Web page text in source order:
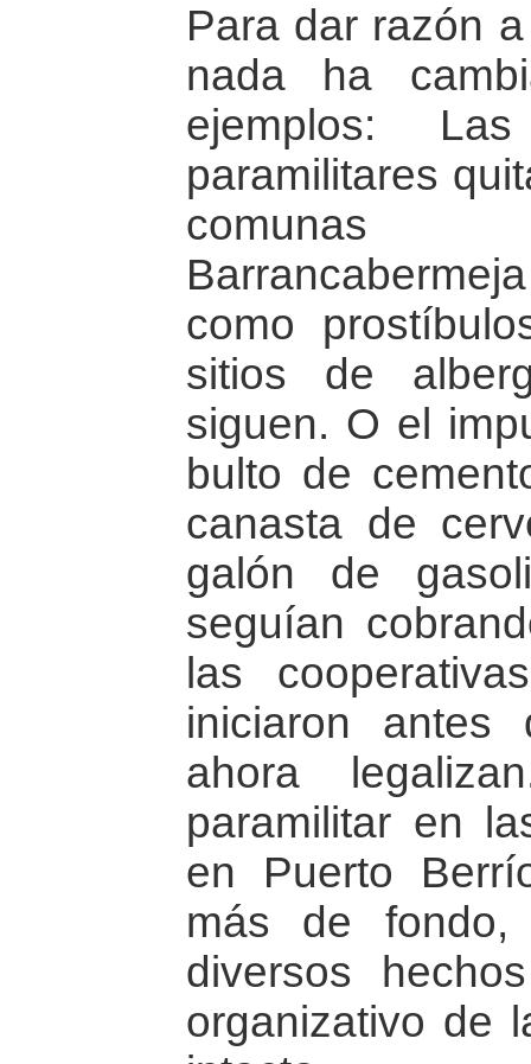
Para dar razón
nada ha
ejemplos:
paramilitares
comunas
como
sitios de
siguen. O el
bulto de
canasta de
galón de
seguían
las
iniciaron antes
ahora
paramilitar en
en Puerto
más de fondo,
diversos
organizativo de